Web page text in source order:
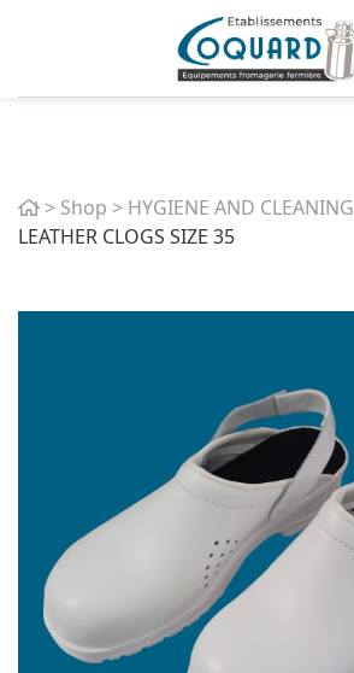
Home
> Shop > HYGIENE AND CLEANING
LEATHER CLOGS SIZE 35